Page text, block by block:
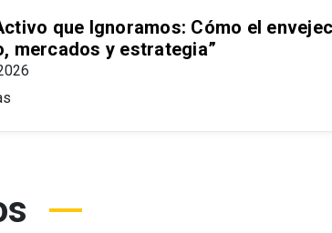
que Ignoramos: Cómo el
mercados y estrategia”